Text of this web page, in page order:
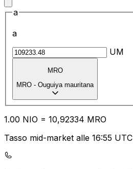
a
a
UM
MRO
MRO - Ouguiya mauritana
1.00 NIO = 10,92334 MRO
Tasso mid-market alle 16:55 UTC